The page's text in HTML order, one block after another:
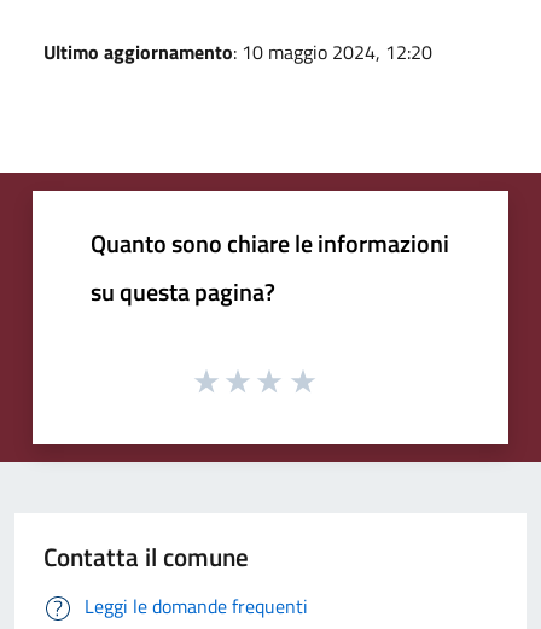
Ultimo aggiornamento: 10 maggio 2024, 12:20
Quanto sono chiare le informazioni
su questa pagina?
Contatta il comune
Leggi le domande frequenti